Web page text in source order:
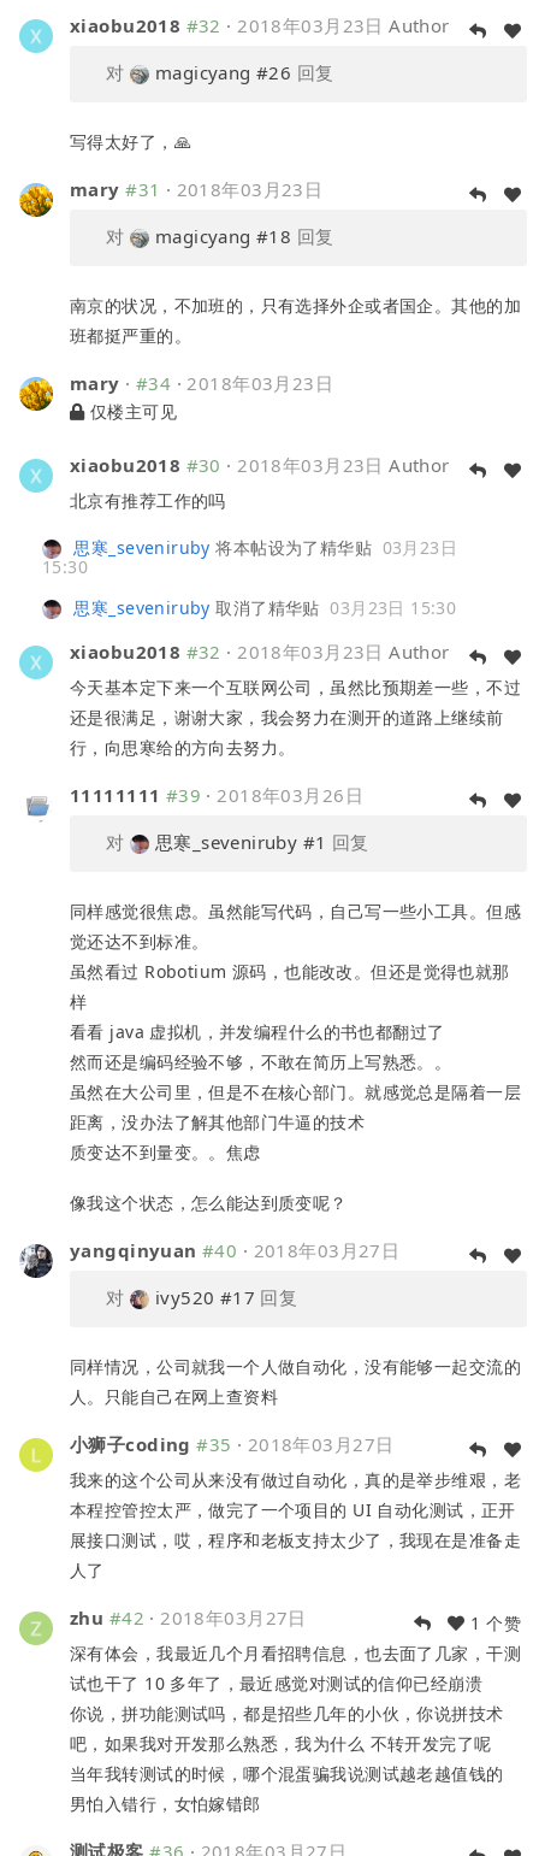
xiaobu2018 #32 ·2018年03月23日 Author
对
magicyang #26 回复
写得太好了，🙏
mary #31 · 2018年03月23日
对
magicyang #18 回复
南京的状况，不加班的，只有选择外企或者国企。其他的加
班都挺严重的。
mary · #34 ·2018年03月23日
仅楼主可见
xiaobu2018 #30 ·2018年03月23日 Author
北京有推荐工作的吗
思寒_seveniruby 将本帖设为了精华贴 03月23日
15:30
思寒_seveniruby 取消了精华贴 03月23日 15:30
xiaobu2018 #32 ·2018年03月23日 Author
今天基本定下来一个互联网公司，虽然比预期差一些，不过
还是很满足，谢谢大家，我会努力在测开的道路上继续前
行，向思寒给的方向去努力。
11111111 #39 ·2018年03月26日
对
思寒_seveniruby #1 回复
同样感觉很焦虑。虽然能写代码，自己写一些小工具。但感
觉还达不到标准。
虽然看过 Robotium 源码，也能改改。但还是觉得也就那
样
看看 java 虚拟机，并发编程什么的书也都翻过了
然而还是编码经验不够，不敢在简历上写熟悉。。
虽然在大公司里，但是不在核心部门。就感觉总是隔着一层
距离，没办法了解其他部门牛逼的技术
质变达不到量变。。焦虑
像我这个状态，怎么能达到质变呢？
yangqinyuan #40 · 2018年03月27日
对
ivy520 #17 回复
同样情况，公司就我一个人做自动化，没有能够一起交流的
人。只能自己在网上查资料
小狮子coding #35 · 2018年03月27日
我来的这个公司从来没有做过自动化，真的是举步维艰，老
本程控管控太严，做完了一个项目的 UI 自动化测试，正开
展接口测试，哎，程序和老板支持太少了，我现在是准备走
人了
zhu #42 ·2018年03月27日
1 个赞
深有体会，我最近几个月看招聘信息，也去面了几家，干测
试也干了 10 多年了，最近感觉对测试的信仰已经崩溃
你说，拼功能测试吗，都是招些几年的小伙，你说拼技术
吧，如果我对开发那么熟悉，我为什么 不转开发完了呢
当年我转测试的时候，哪个混蛋骗我说测试越老越值钱的
男怕入错行，女怕嫁错郎